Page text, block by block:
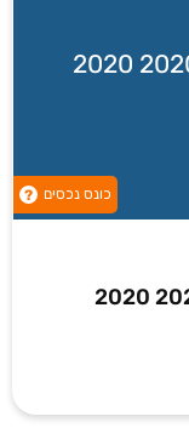
כונס נכסים ?